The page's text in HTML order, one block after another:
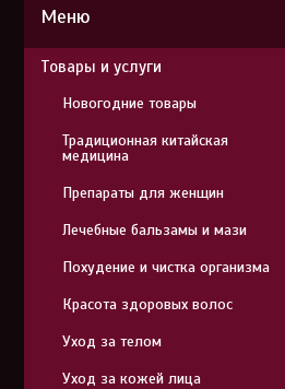
Товары и услуги
Новогодние товары
Традиционная китайская
медицина
Препараты для женщин
Лечебные бальзамы и мази
Похудение и чистка организма
Красота здоровых волос
Уход за телом
Уход за кожей лица